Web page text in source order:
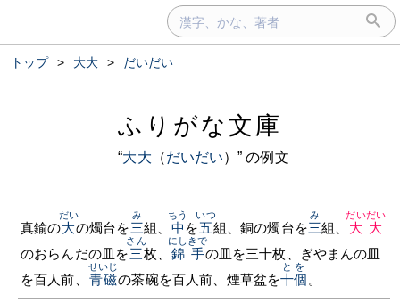
トップ > 大大 > だいだい
ふりがな文庫
“大大 （だいだい）” の例文
真鍮の大
だい
の燭台を三
み
組、 中
ちう
を五
いつ
組、銅の燭台を三
み
組、 大大
だいだい
のおらんだの皿を三
さん
枚、 錦手
にしきで
の皿を三十枚、ぎやまんの皿
を百人前、 青磁
せいじ
の茶碗を百人前、煙草盆を十個
とを
。